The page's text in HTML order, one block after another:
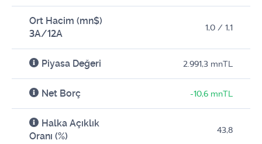
Ort Hacim (mn$)
3A/12A
1,0 / 1,1
Piyasa Değeri 2.991,3 mnTL
Net Borç -10,6 mnTL
Halka Açıklık
Oranı (%)
43,8